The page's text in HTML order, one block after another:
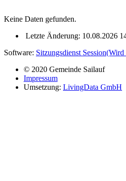
Keine Daten gefunden.
Letzte Änderung: 10.08.2026
Software: Sitzungsdienst Session(Wird
© 2020 Gemeinde Sailauf
Impressum
Umsetzung: LivingData GmbH